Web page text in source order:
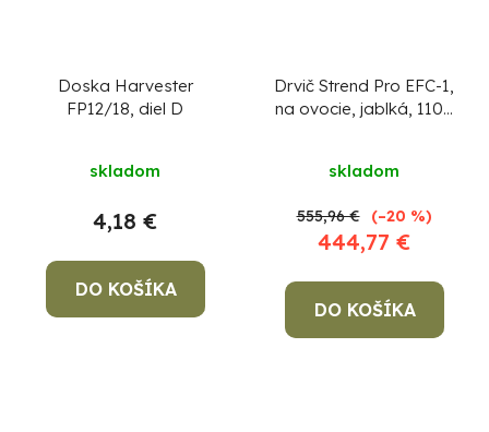
Doska Harvester
FP12/18, diel D
skladom
4,18 €
DO KOŠÍKA
Drvič Strend Pro EFC-1,
na ovocie, jablká, 1100
skladom
444,77 €
555,96 € (–20 %)
DO KOŠÍKA